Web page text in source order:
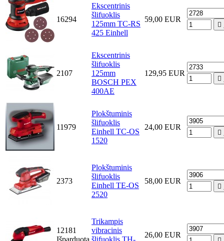
16294
Ekscentrinis
šlifuoklis
125mm TC-RS
425 Einhell
59,00 EUR

2107
Ekscentrinis
šlifuoklis
125mm
BOSCH PEX
400AE
129,95 EUR

11979
Plokštuminis
šlifuoklis
Einhell TC-OS
1520
24,00 EUR

2373
Plokštuminis
šlifuoklis
Einhell TE-OS
2520
58,00 EUR

12181
Išparduota
Trikampis
vibracinis
šlifuoklis TH-
26,00 EUR